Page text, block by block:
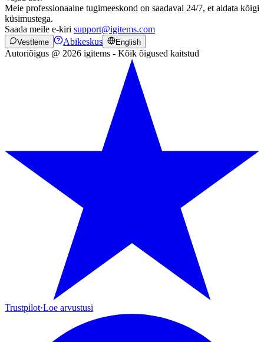
Meie professionaalne tugimeeskond on saadaval 24/7, et aidata kõigi
küsimustega.
Saada meile e-kiri support@igitems.com
Vestleme Abikeskus English
Autoriõigus @ 2026 igitems - Kõik õigused kaitstud
Trustpilot·Loe arvustusi